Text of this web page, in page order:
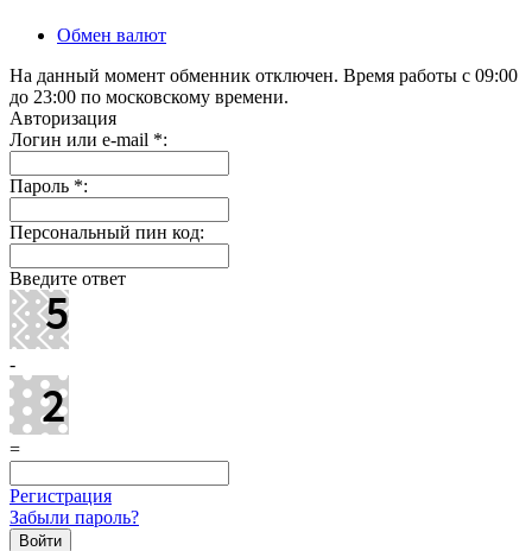
Обмен валют
На данный момент обменник отключен. Время работы с 09:00
до 23:00 по московскому времени.
Авторизация
Логин или e-mail *:
Пароль *:
Персональный пин код:
Введите ответ
-
=
Регистрация
Забыли пароль?